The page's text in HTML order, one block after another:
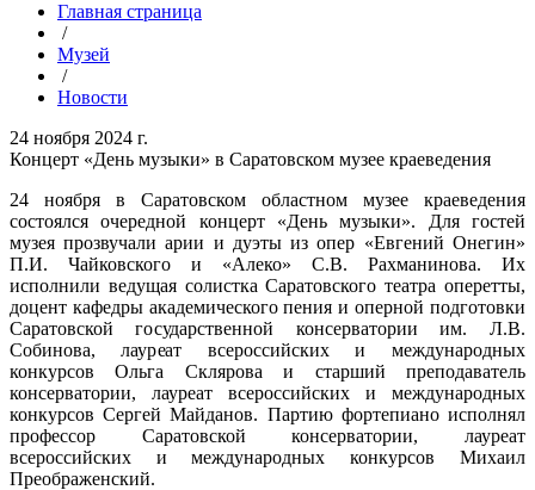
Главная страница
/
Музей
/
Новости
24 ноября 2024 г.
Концерт «День музыки» в Саратовском музее краеведения
24 ноября в Саратовском областном музее краеведения
состоялся очередной концерт «День музыки». Для гостей
музея прозвучали арии и дуэты из опер «Евгений Онегин»
П.И. Чайковского и «Алеко» С.В. Рахманинова. Их
исполнили ведущая солистка Саратовского театра оперетты,
доцент кафедры академического пения и оперной подготовки
Саратовской государственной консерватории им. Л.В.
Собинова, лауреат всероссийских и международных
конкурсов Ольга Склярова и старший преподаватель
консерватории, лауреат всероссийских и международных
конкурсов Сергей Майданов. Партию фортепиано исполнял
профессор Саратовской консерватории, лауреат
всероссийских и международных конкурсов Михаил
Преображенский.